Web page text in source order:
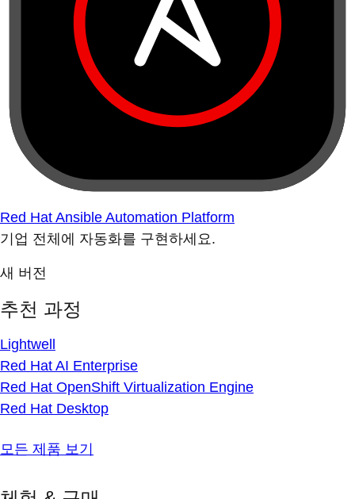
Red Hat Ansible Automation Platform
기업 전체에 자동화를 구현하세요.
새 버전
추천 과정
Lightwell
Red Hat AI Enterprise
Red Hat OpenShift Virtualization Engine
Red Hat Desktop
모든 제품 보기